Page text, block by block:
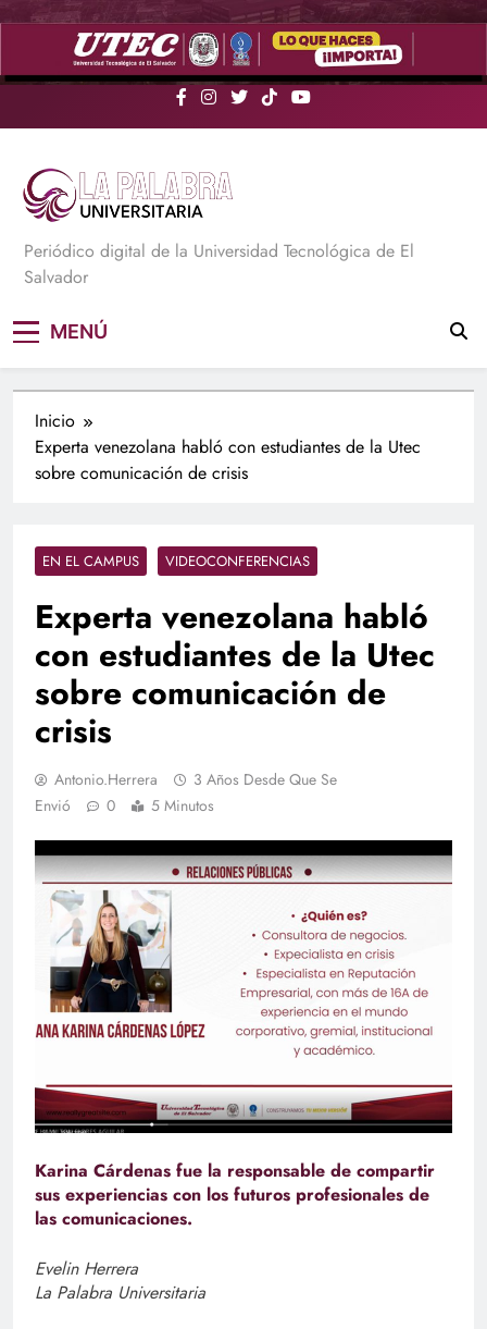
Saltar
La Palabra Universitaria
Periódico digital de la Universidad Tecnológica de El
Salvador
MENÚ
Inicio
Experta venezolana habló con estudiantes de la Utec
sobre comunicación de crisis
EN EL CAMPUS VIDEOCONFERENCIAS
Experta venezolana habló
con estudiantes de la Utec
sobre comunicación de
crisis
Antonio.herrera
3 Años Desde Que Se
Envió
0 5 Minutos
Karina Cárdenas fue la responsable de compartir
sus experiencias con los futuros profesionales de
las comunicaciones.
Evelin Herrera
La Palabra Universitaria